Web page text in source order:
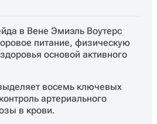
в Вене Эмиэль Воутерс
питание, физическую
основой активного
восемь ключевых
артериального
в крови.